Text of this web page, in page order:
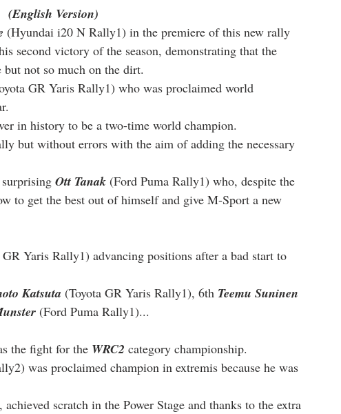
(English Version)
(Hyundai i20 N Rally1) in the premiere of this new rally
second victory of the season, demonstrating that the
not so much on the dirt.
GR Yaris Rally1) who was proclaimed world
in history to be a two-time world champion.
but without errors with the aim of adding the necessary
Ott Tanak (Ford Puma Rally1) who, despite the
to get the best out of himself and give M-Sport a new
GR Yaris Rally1) advancing positions after a bad start to
Katsuta (Toyota GR Yaris Rally1), 6th Teemu Suninen
(Ford Puma Rally1)...
the fight for the WRC2 category championship.
was proclaimed champion in extremis because he was
scratch in the Power Stage and thanks to the extra